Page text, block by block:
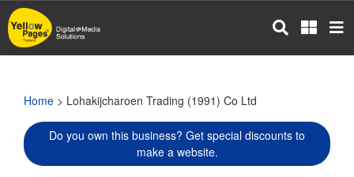
Skip
to
main
Home > Lohakijcharoen Trading (1991) Co Ltd
Do you own this business? Get special discounts to
make a website.